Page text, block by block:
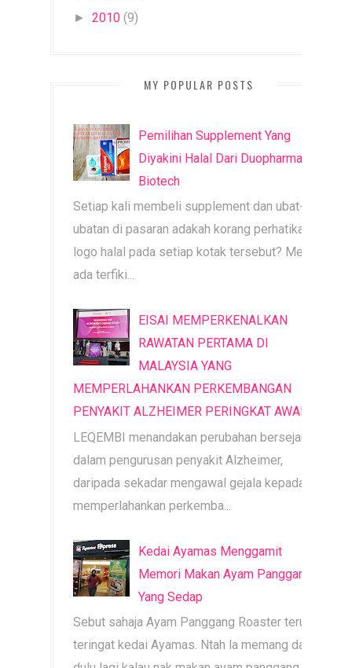
► 2010 (9)
MY POPULAR POSTS
Pemilihan Supplement Yang
Diyakini Halal Dari Duopharma
Biotech
Setiap kali membeli supplement dan ubat-
ubatan di pasaran adakah korang perhatikan
logo halal pada setiap kotak tersebut? Mesti
ada terfiki...
EISAI MEMPERKENALKAN
RAWATAN PERTAMA DI
MALAYSIA YANG
MEMPERLAHANKAN PERKEMBANGAN
PENYAKIT ALZHEIMER PERINGKAT AWAL
LEQEMBI menandakan perubahan bersejarah
dalam pengurusan penyakit Alzheimer,
daripada sekadar mengawal gejala kepada
memperlahankan perkemba...
Kedai Ayamas Menggamit
Memori Makan Ayam Panggang
Yang Sedap
Sebut sahaja Ayam Panggang Roaster terus
teringat kedai Ayamas. Ntah la memang dari